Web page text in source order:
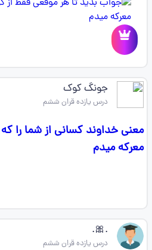
جونگ کوک
درس یازده قران ششم
معنی خداوند کسانی از شما را
معرکه میدم
.🎀.
درس یازده قران ششم